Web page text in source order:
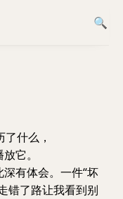
什么，
它。
有体会。一件“坏
错了路让我看到别